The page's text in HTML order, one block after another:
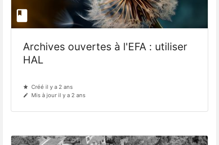
Archives ouvertes à l'EFA : utiliser
HAL
Créé il y a 2 ans
Mis à jour il y a 2 ans